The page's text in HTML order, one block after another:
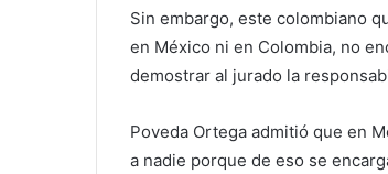
Sin embargo, este colombiano
en México ni en Colombia, no
demostrar al jurado la
Poveda Ortega admitió que en
a nadie porque de eso se